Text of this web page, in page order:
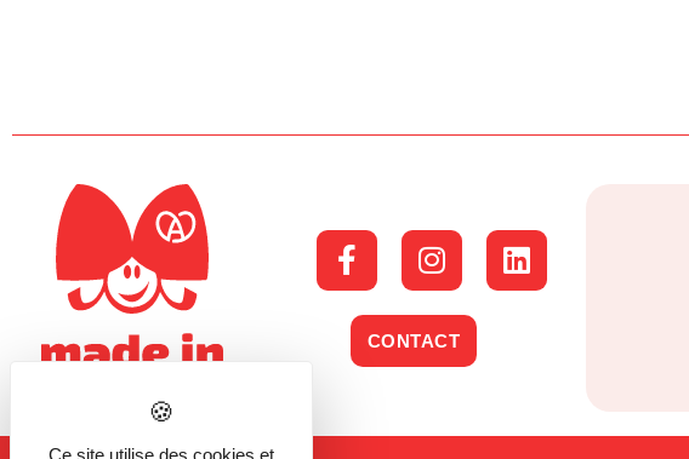
CONTACT
Ce site utilise des cookies et